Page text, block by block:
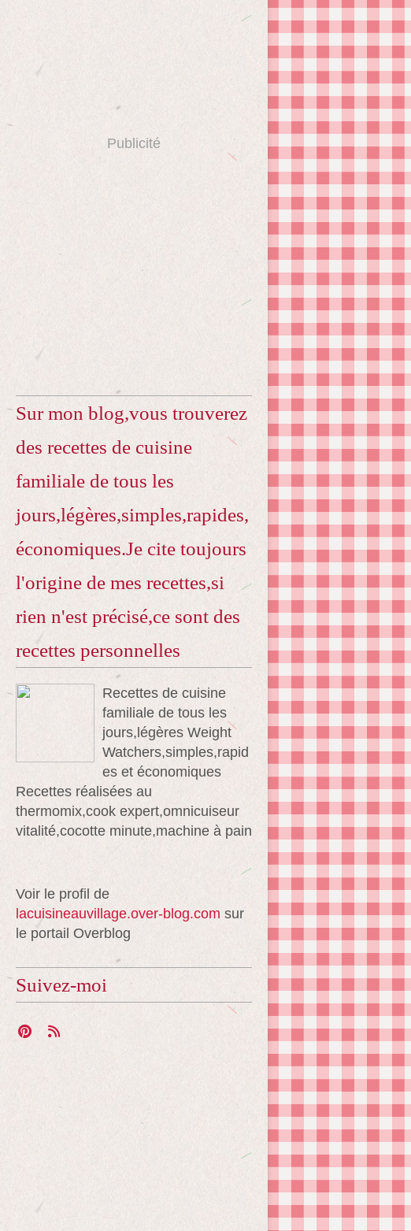
Publicité
Sur mon blog,vous trouverez
des recettes de cuisine
familiale de tous les
jours,légères,simples,rapides,
économiques.Je cite toujours
l'origine de mes recettes,si
rien n'est précisé,ce sont des
recettes personnelles
Recettes de cuisine
familiale de tous les
jours,légères Weight
Watchers,simples,rapid
es et économiques
Recettes réalisées au
thermomix,cook expert,omnicuiseur
vitalité,cocotte minute,machine à pain
Voir le profil de
lacuisineauvillage.over-blog.com sur
le portail Overblog
Suivez-moi